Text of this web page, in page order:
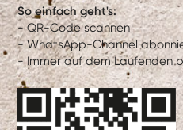
So einfach geht's:
- QR-Code scannen
- WhatsApp-Channel
- Immer auf dem Laufenden